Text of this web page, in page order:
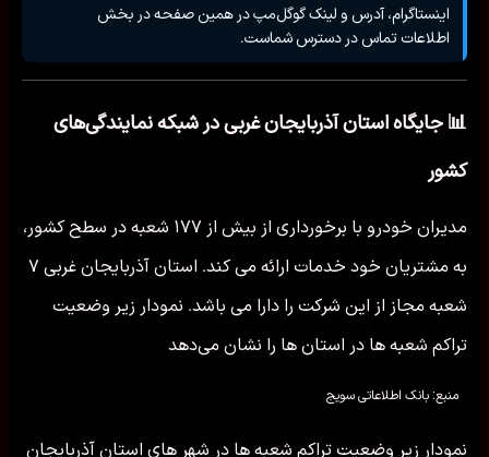
اینستاگرام، آدرس و لینک گوگل‌مپ در همین صفحه در بخش
اطلاعات تماس در دسترس شماست.
📊 جایگاه استان آذربایجان غربی در شبکه نمایندگی‌های
کشور
مدیران خودرو با برخورداری از بیش از ۱۷۷ شعبه در سطح کشور،
به مشتریان خود خدمات ارائه می کند. استان آذربایجان غربی ۷
شعبه مجاز از این شرکت را دارا می باشد. نمودار زیر وضعیت
تراکم شعبه ها در استان ها را نشان می‌دهد
منبع: بانک اطلاعاتی سویج
نمودار زیر وضعیت تراکم شعبه ها در شهر های استان آذربایجان